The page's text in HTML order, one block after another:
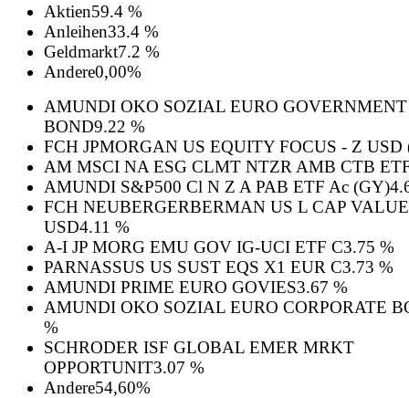
Aktien59.4 %
Anleihen33.4 %
Geldmarkt7.2 %
Andere0,00%
AMUNDI OKO SOZIAL EURO GOVERNMENT
BOND9.22 %
FCH JPMORGAN US EQUITY FOCUS - Z USD
AM MSCI NA ESG CLMT NTZR AMB CTB
AMUNDI S&P500 Cl N Z A PAB ETF Ac (GY)
FCH NEUBERGERBERMAN US L CAP
USD4.11 %
A-I JP MORG EMU GOV IG-UCI ETF C3.75 %
PARNASSUS US SUST EQS X1 EUR C3.73 %
AMUNDI PRIME EURO GOVIES3.67 %
AMUNDI OKO SOZIAL EURO CORPORATE
%
SCHRODER ISF GLOBAL EMER MRKT
OPPORTUNIT3.07 %
Andere54,60%